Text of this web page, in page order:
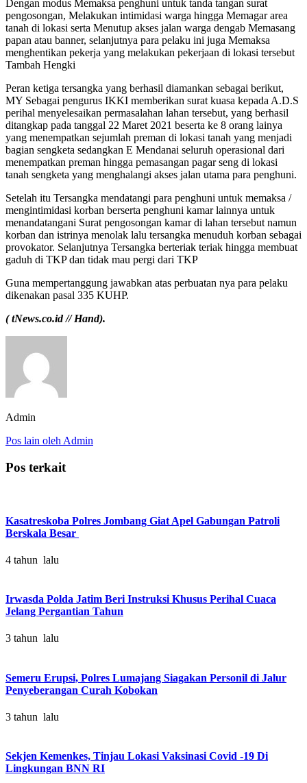
Dengan modus Memaksa penghuni untuk tanda tangan surat
pengosongan, Melakukan intimidasi warga hingga Memagar area
tanah di lokasi serta Menutup akses jalan warga dengab Memasang
papan atau banner, selanjutnya para pelaku ini juga Memaksa
menghentikan pekerja yang melakukan pekerjaan di lokasi tersebut
Tambah Hengki
Peran ketiga tersangka yang berhasil diamankan sebagai berikut,
MY Sebagai pengurus IKKI memberikan surat kuasa kepada A.D.S
perihal menyelesaikan permasalahan lahan tersebut, yang berhasil
ditangkap pada tanggal 22 Maret 2021 beserta ke 8 orang lainya
yang menempatkan sejumlah preman di lokasi tanah yang menjadi
bagian sengketa sedangkan E Mendanai seluruh operasional dari
menempatkan preman hingga pemasangan pagar seng di lokasi
tanah sengketa yang menghalangi akses jalan utama para penghuni.
Setelah itu Tersangka mendatangi para penghuni untuk memaksa /
mengintimidasi korban berserta penghuni kamar lainnya untuk
menandatangani Surat pengosongan kamar di lahan tersebut namun
korban dan istrinya menolak lalu tersangka menuduh korban sebagai
provokator. Selanjutnya Tersangka berteriak teriak hingga membuat
gaduh di TKP dan tidak mau pergi dari TKP
Guna mempertanggung jawabkan atas perbuatan nya para pelaku
dikenakan pasal 335 KUHP.
( tNews.co.id // Hand).
Admin
Pos lain oleh Admin
Pos terkait
Kasatreskoba Polres Jombang Giat Apel Gabungan Patroli
Berskala Besar
4 tahun lalu
Irwasda Polda Jatim Beri Instruksi Khusus Perihal Cuaca
Jelang Pergantian Tahun
3 tahun lalu
Semeru Erupsi, Polres Lumajang Siagakan Personil di Jalur
Penyeberangan Curah Kobokan
3 tahun lalu
Sekjen Kemenkes, Tinjau Lokasi Vaksinasi Covid -19 Di
Lingkungan BNN RI